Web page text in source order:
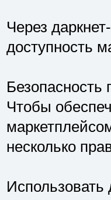
Через
доступность
Безопасность
Чтобы
несколько